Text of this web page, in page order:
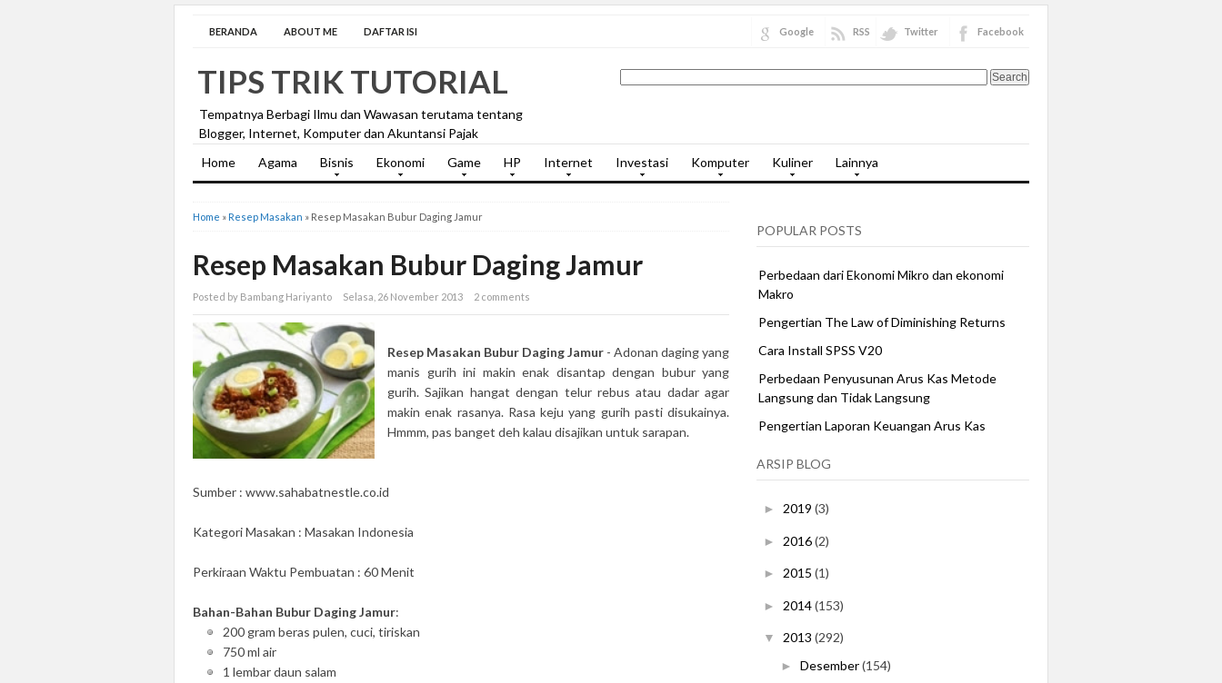
BERANDA ABOUT ME DAFTAR ISI Facebook
Twitter
RSS
Google
TIPS TRIK TUTORIAL
Tempatnya Berbagi Ilmu dan Wawasan terutama tentang
Blogger, Internet, Komputer dan Akuntansi Pajak
Home
Agama Bisnis Ekonomi Game HP Internet Investasi Komputer Kuliner Lainnya
Home » Resep Masakan » Resep Masakan Bubur Daging Jamur
Resep Masakan Bubur Daging Jamur
Posted by Bambang Hariyanto Selasa, 26 November 2013 2 comments
Resep Masakan Bubur Daging Jamur - Adonan daging yang
manis gurih ini makin enak disantap dengan bubur yang
gurih. Sajikan hangat dengan telur rebus atau dadar agar
makin enak rasanya. Rasa keju yang gurih pasti disukainya.
Hmmm, pas banget deh kalau disajikan untuk sarapan.
Sumber : www.sahabatnestle.co.id
Kategori Masakan : Masakan Indonesia
Perkiraan Waktu Pembuatan : 60 Menit
Bahan-Bahan Bubur Daging Jamur:
200 gram beras pulen, cuci, tiriskan
750 ml air
1 lembar daun salam
POPULAR POSTS
Perbedaan dari Ekonomi Mikro dan ekonomi
Makro
Pengertian The Law of Diminishing Returns
Cara Install SPSS V20
Perbedaan Penyusunan Arus Kas Metode
Langsung dan Tidak Langsung
Pengertian Laporan Keuangan Arus Kas
ARSIP BLOG
► 2019 (3)
► 2016(2)
► 2015 (1)
► 2014(153)
▼ 2013 (292)
► Desember(154)